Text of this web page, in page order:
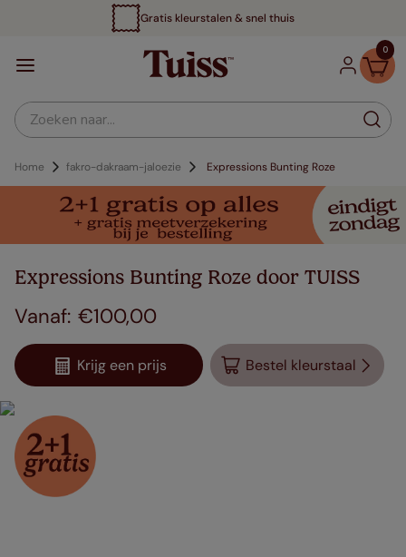
Gratis kleurstalen & snel thuis
0
Zoeken naar...
Home fakro-dakraam-jaloezie Expressions Bunting Roze
Expressions Bunting Roze door TUISS
€100,00
Krijg een prijs Bestel kleurstaal